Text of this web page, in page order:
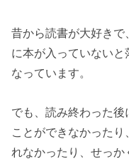
昔から読書が大好き
に本が入っていない
なっています。
でも、読み終わった
ことができなかった
れなかったり、せっ